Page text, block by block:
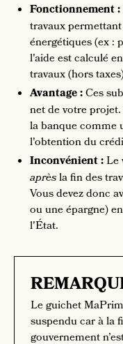
Fonctionnement :
travaux
énergétiques (ex :
l'aide est calculé
travaux (hors
Avantage :Ces
net de votre
la banque comme
l'obtention du
Inconvénient :Le
aprèsla fin des
Vous devez donc
ou une épargne)
l'État.
Le guichet
suspendu car à la
gouvernement